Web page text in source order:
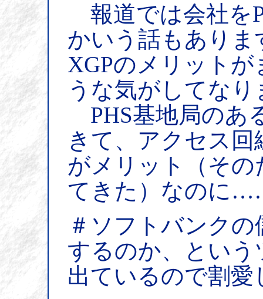
報道では会社を
かいう話もあり
XGPのメリット
うな気がしてなり
PHS基地局のあ
きて、アクセス回
がメリット（その
てきた）なのに
＃ソフトバンク
するのか、とい
出ているので割愛